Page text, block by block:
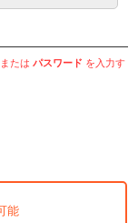
またはパスワード を入力す
能